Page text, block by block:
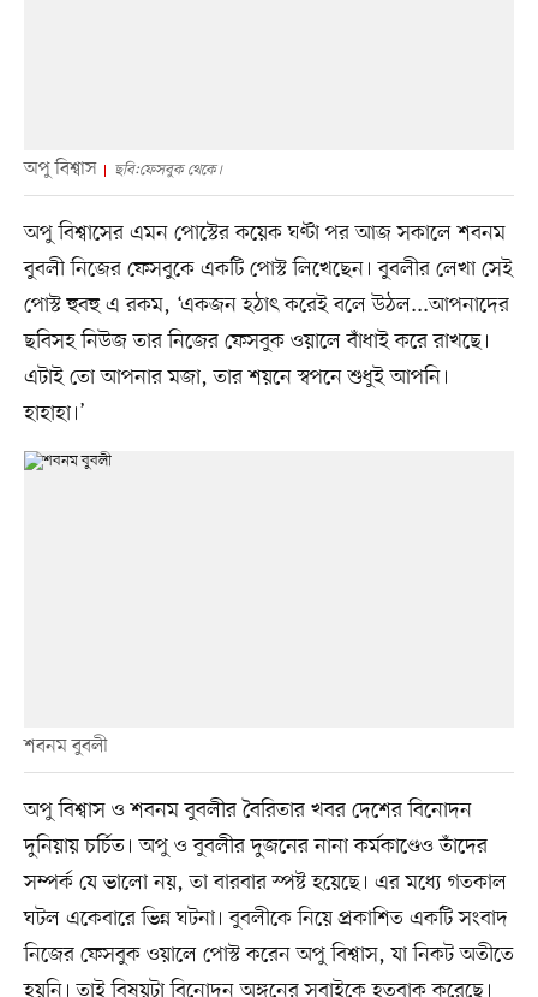
অপু বিশ্বাস ছবি:ফেসবুক থেকে।
অপু বিশ্বাসের এমন পোস্টের কয়েক ঘণ্টা পর আজ সকালে শবনম
বুবলী নিজের ফেসবুকে একটি পোস্ট লিখেছেন। বুবলীর লেখা সেই
পোস্ট হুবহু এ রকম, ‘একজন হঠাৎ করেই বলে উঠল...আপনাদের
ছবিসহ নিউজ তার নিজের ফেসবুক ওয়ালে বাঁধাই করে রাখছে।
এটাই তো আপনার মজা, তার শয়নে স্বপনে শুধুই আপনি।
হাহাহা।’
শবনম বুবলী
অপু বিশ্বাস ও শবনম বুবলীর বৈরিতার খবর দেশের বিনোদন
দুনিয়ায় চর্চিত। অপু ও বুবলীর দুজনের নানা কর্মকাণ্ডেও তাঁদের
সম্পর্ক যে ভালো নয়, তা বারবার স্পষ্ট হয়েছে। এর মধ্যে গতকাল
ঘটল একেবারে ভিন্ন ঘটনা। বুবলীকে নিয়ে প্রকাশিত একটি সংবাদ
নিজের ফেসবুক ওয়ালে পোস্ট করেন অপু বিশ্বাস, যা নিকট অতীতে
হয়নি। তাই বিষয়টা বিনোদন অঙ্গনের সবাইকে হতবাক করেছে।